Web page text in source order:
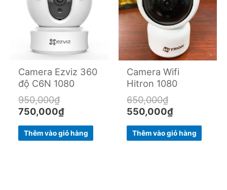
Camera Ezviz 360
độ C6N 1080
950,000₫
750,000₫
Thêm vào giỏ hàng
Camera Wifi
Hitron 1080
650,000₫
550,000₫
Thêm vào giỏ hàng